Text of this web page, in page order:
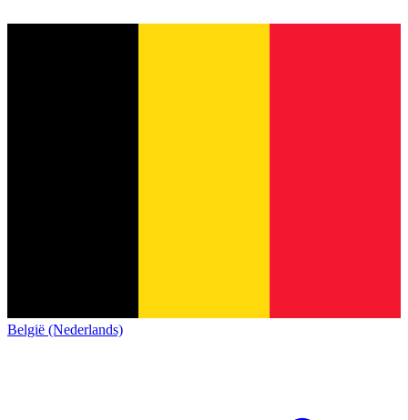
België (Nederlands)